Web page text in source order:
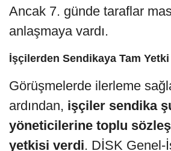
Ancak 7. günde taraflar
anlaşmaya vardı.
İşçilerden Sendikaya Tam Yetki
Görüşmelerde ilerleme
ardından, işçiler sendika
yöneticilerine toplu
yetkisi verdi. DİSK Genel-